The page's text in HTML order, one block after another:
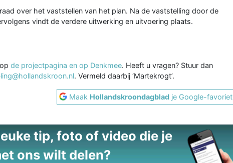
over het vaststellen van het plan. Na de vaststelling door de
vindt de verdere uitwerking en uitvoering plaats.
de projectpagina en op Denkmee. Heeft u vragen? Stuur dan
. Vermeld daarbij ‘Martekrogt’.
Maak Hollandskroondagblad je Google-favoriet
tip, foto of video die je
ons wilt delen?